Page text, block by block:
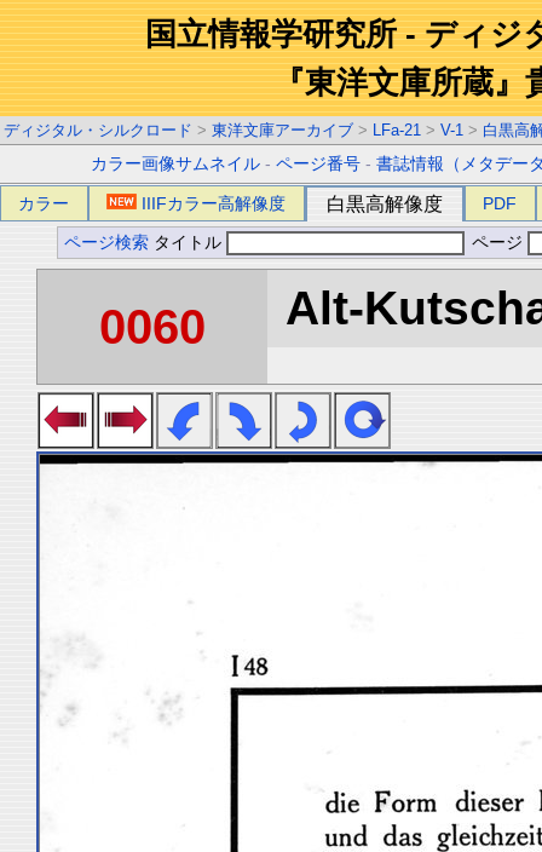
国立情報学研究所 - ディジ
『東洋文庫所蔵』
ディジタル・シルクロード > 東洋文庫アーカイブ > LFa-21 > V-1 > 白黒高
カラー画像サムネイル -ページ番号 -書誌情報（メタデー
カラー IIIFカラー高解像度 白黒高解像度 PDF
ページ検索 タイトル ページ
0060 Alt-